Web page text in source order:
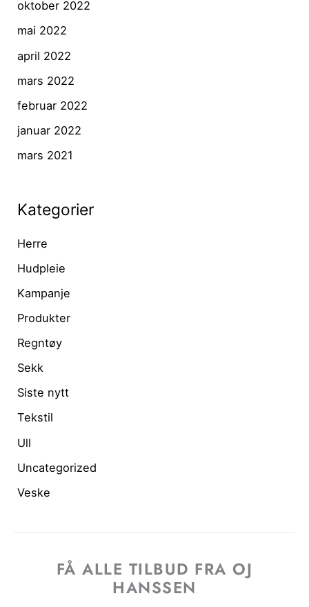
oktober 2022
mai 2022
april 2022
mars 2022
februar 2022
januar 2022
mars 2021
Kategorier
Herre
Hudpleie
Kampanje
Produkter
Regntøy
Sekk
Siste nytt
Tekstil
Ull
Uncategorized
Veske
FÅ ALLE TILBUD FRA OJ
HANSSEN